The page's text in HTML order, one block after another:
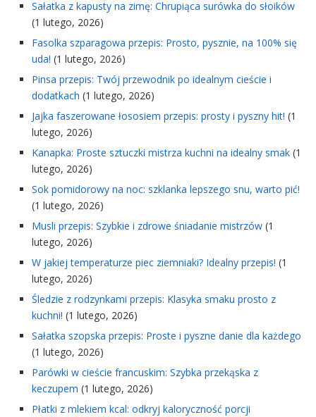
Sałatka z kapusty na zimę: Chrupiąca surówka do słoików
(1 lutego, 2026)
Fasolka szparagowa przepis: Prosto, pysznie, na 100% się
uda! (1 lutego, 2026)
Pinsa przepis: Twój przewodnik po idealnym cieście i
dodatkach (1 lutego, 2026)
Jajka faszerowane łososiem przepis: prosty i pyszny hit! (1
lutego, 2026)
Kanapka: Proste sztuczki mistrza kuchni na idealny smak (1
lutego, 2026)
Sok pomidorowy na noc: szklanka lepszego snu, warto pić!
(1 lutego, 2026)
Musli przepis: Szybkie i zdrowe śniadanie mistrzów (1
lutego, 2026)
W jakiej temperaturze piec ziemniaki? Idealny przepis! (1
lutego, 2026)
Śledzie z rodzynkami przepis: Klasyka smaku prosto z
kuchni! (1 lutego, 2026)
Sałatka szopska przepis: Proste i pyszne danie dla każdego
(1 lutego, 2026)
Parówki w cieście francuskim: Szybka przekąska z
keczupem (1 lutego, 2026)
Płatki z mlekiem kcal: odkryj kaloryczność porcji